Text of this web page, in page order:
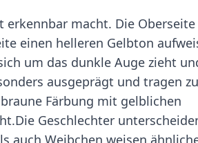
macht. Die Oberseite
einen helleren Gelbton
um das dunkle Auge zieht
ausgeprägt und tragen
Färbung mit gelblichen
Geschlechter
auch Weibchen weisen